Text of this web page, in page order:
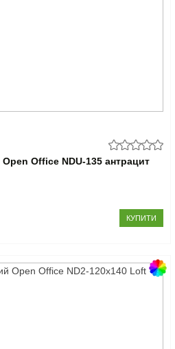
Office NDU-135 антрацит
КУПИТИ